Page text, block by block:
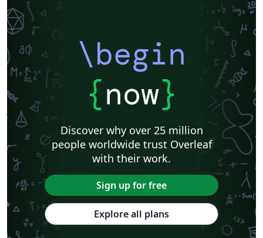
\begin
{now}
Discover why over 25 million
people worldwide trust Overleaf
with their work.
Sign up for free
Explore all plans